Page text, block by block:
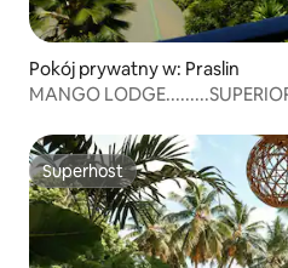
Pokój prywatny w: Praslin
MANGO
Superhost
Superhost